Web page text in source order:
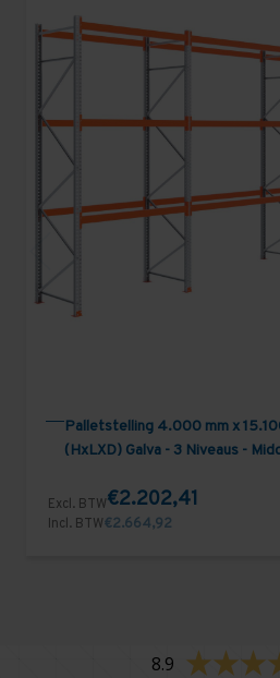
Palletstelling 4.000 mm x
(HxLXD) Galva - 3 Niveaus -
Excl. BTW€2.202,41
Incl. BTW€2.664,92
8.9